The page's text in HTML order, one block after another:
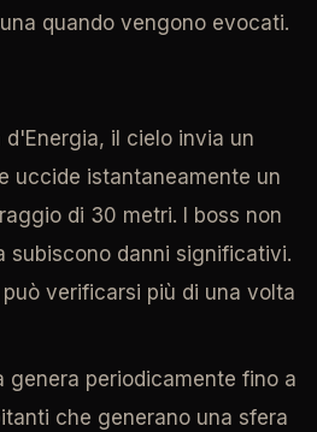
quando vengono evocati.
d'Energia, il cielo invia un
uccide istantaneamente un
di 30 metri. I boss non
subiscono danni significativi.
verificarsi più di una volta
genera periodicamente fino a
che generano una sfera